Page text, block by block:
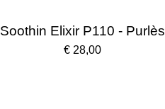
Soothin Elixir P110 - Purlès
€ 28,00